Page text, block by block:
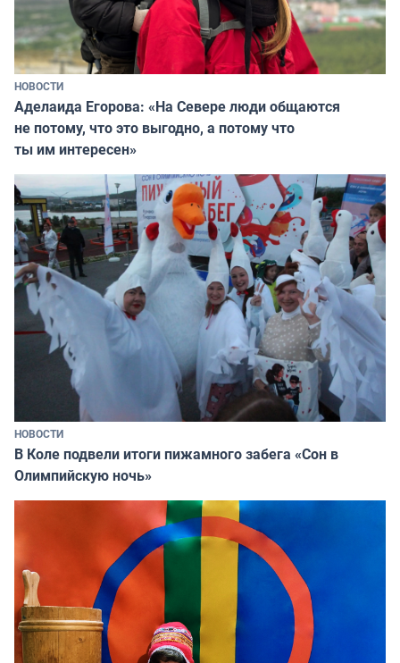
НОВОСТИ
Аделаида Егорова: «На Севере люди общаются
не потому, что это выгодно, а потому что
ты им интересен»
НОВОСТИ
В Коле подвели итоги пижамного забега «Сон в
Олимпийскую ночь»